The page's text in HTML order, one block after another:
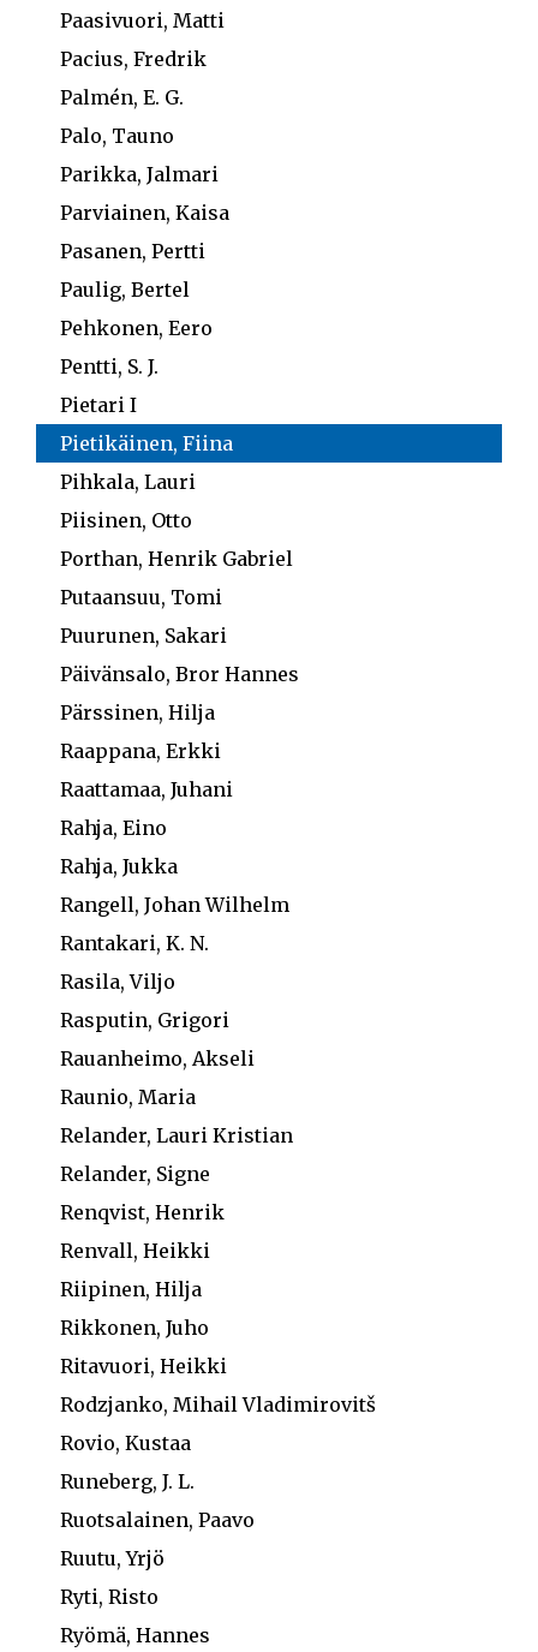
Paasivuori, Matti
Pacius, Fredrik
Palmén, E. G.
Palo, Tauno
Parikka, Jalmari
Parviainen, Kaisa
Pasanen, Pertti
Paulig, Bertel
Pehkonen, Eero
Pentti, S. J.
Pietari I
Pietikäinen, Fiina
Pihkala, Lauri
Piisinen, Otto
Porthan, Henrik Gabriel
Putaansuu, Tomi
Puurunen, Sakari
Päivänsalo, Bror Hannes
Pärssinen, Hilja
Raappana, Erkki
Raattamaa, Juhani
Rahja, Eino
Rahja, Jukka
Rangell, Johan Wilhelm
Rantakari, K. N.
Rasila, Viljo
Rasputin, Grigori
Rauanheimo, Akseli
Raunio, Maria
Relander, Lauri Kristian
Relander, Signe
Renqvist, Henrik
Renvall, Heikki
Riipinen, Hilja
Rikkonen, Juho
Ritavuori, Heikki
Rodzjanko, Mihail Vladimirovitš
Rovio, Kustaa
Runeberg, J. L.
Ruotsalainen, Paavo
Ruutu, Yrjö
Ryti, Risto
Ryömä, Hannes